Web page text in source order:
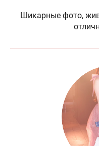
Шикарные фото,